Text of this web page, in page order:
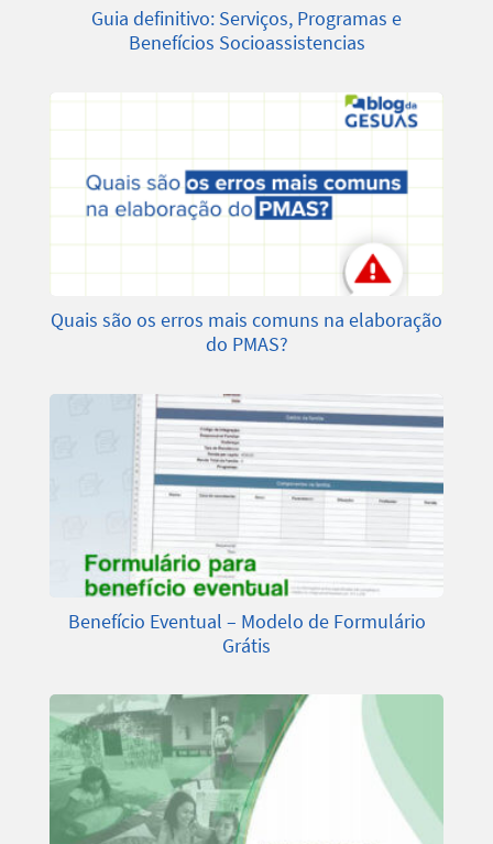
Guia definitivo: Serviços, Programas e
Benefícios Socioassistencias
Quais são os erros mais comuns na elaboração
do PMAS?
Benefício Eventual – Modelo de Formulário
Grátis